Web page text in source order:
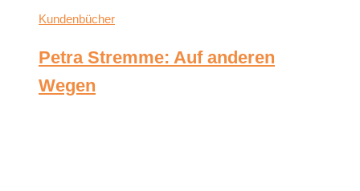
Kundenbücher
Petra Stremme: Auf anderen
Wegen